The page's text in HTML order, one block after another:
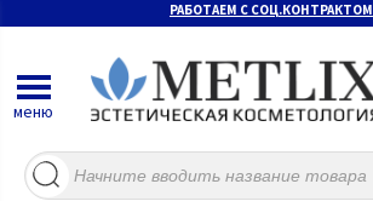
РАБОТАЕМ С СОЦ.КОНТРАКТОМ
Поиск
товаров
меню